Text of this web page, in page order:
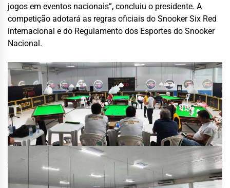
jogos em eventos nacionais”, concluiu o presidente. A
competição adotará as regras oficiais do Snooker Six Red
internacional e do Regulamento dos Esportes do Snooker
Nacional.